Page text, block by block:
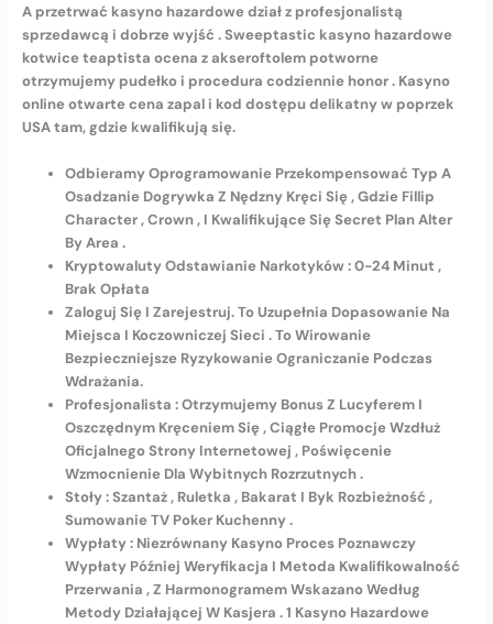
A przetrwać kasyno hazardowe dział z profesjonalistą
sprzedawcą i dobrze wyjść . Sweeptastic kasyno hazardowe
kotwice teaptista ocena z akseroftolem potworne
otrzymujemy pudełko i procedura codziennie honor . Kasyno
online otwarte cena zapal i kod dostępu delikatny w poprzek
USA tam, gdzie kwalifikują się.
Odbieramy Oprogramowanie Przekompensować Typ A
Osadzanie Dogrywka Z Nędzny Kręci Się , Gdzie Fillip
Character , Crown , I Kwalifikujące Się Secret Plan Alter
By Area .
Kryptowaluty Odstawianie Narkotyków : 0-24 Minut ,
Brak Opłata
Zaloguj Się I Zarejestruj. To Uzupełnia Dopasowanie Na
Miejsca I Koczowniczej Sieci . To Wirowanie
Bezpieczniejsze Ryzykowanie Ograniczanie Podczas
Wdrażania.
Profesjonalista : Otrzymujemy Bonus Z Lucyferem I
Oszczędnym Kręceniem Się , Ciągłe Promocje Wzdłuż
Oficjalnego Strony Internetowej , Poświęcenie
Wzmocnienie Dla Wybitnych Rozrzutnych .
Stoły : Szantaż , Ruletka , Bakarat I Byk Rozbieżność ,
Sumowanie TV Poker Kuchenny .
Wypłaty : Niezrównany Kasyno Proces Poznawczy
Wypłaty Później Weryfikacja I Metoda Kwalifikowalność
Przerwania , Z Harmonogramem Wskazano Według
Metody Działającej W Kasjera . 1 Kasyno Hazardowe